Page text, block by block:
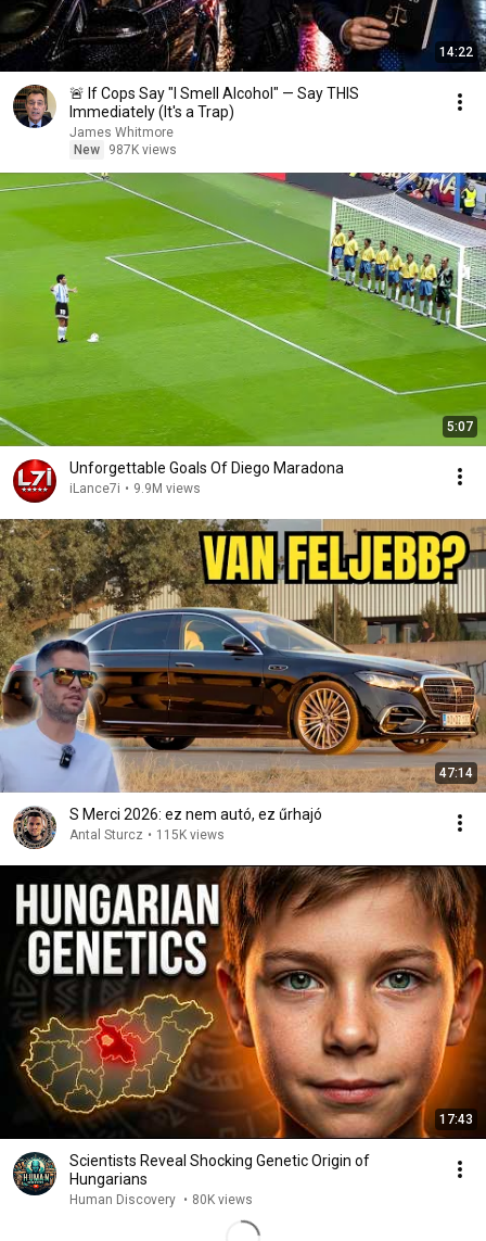
14:22
🚨 If Cops Say "I Smell Alcohol" — Say THIS
Immediately (It's a Trap)
James Whitmore
New
987K views
5:07
Unforgettable Goals Of Diego Maradona
iLance7i • 9.9M views
47:14
S Merci 2026: ez nem autó, ez űrhajó
Antal Sturcz • 115K views
17:43
Scientists Reveal Shocking Genetic Origin of
Hungarians
Human Discovery • 80K views